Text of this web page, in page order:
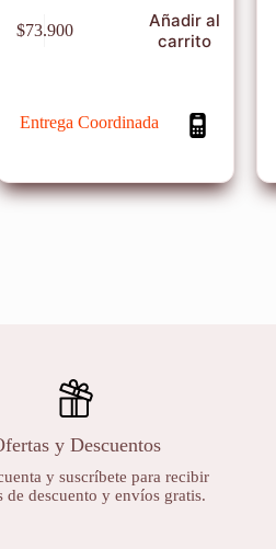
$73.900
Añadir al
carrito
Entrega Coordinada
y Descuentos
y suscríbete para recibir
de descuento y envíos gratis.